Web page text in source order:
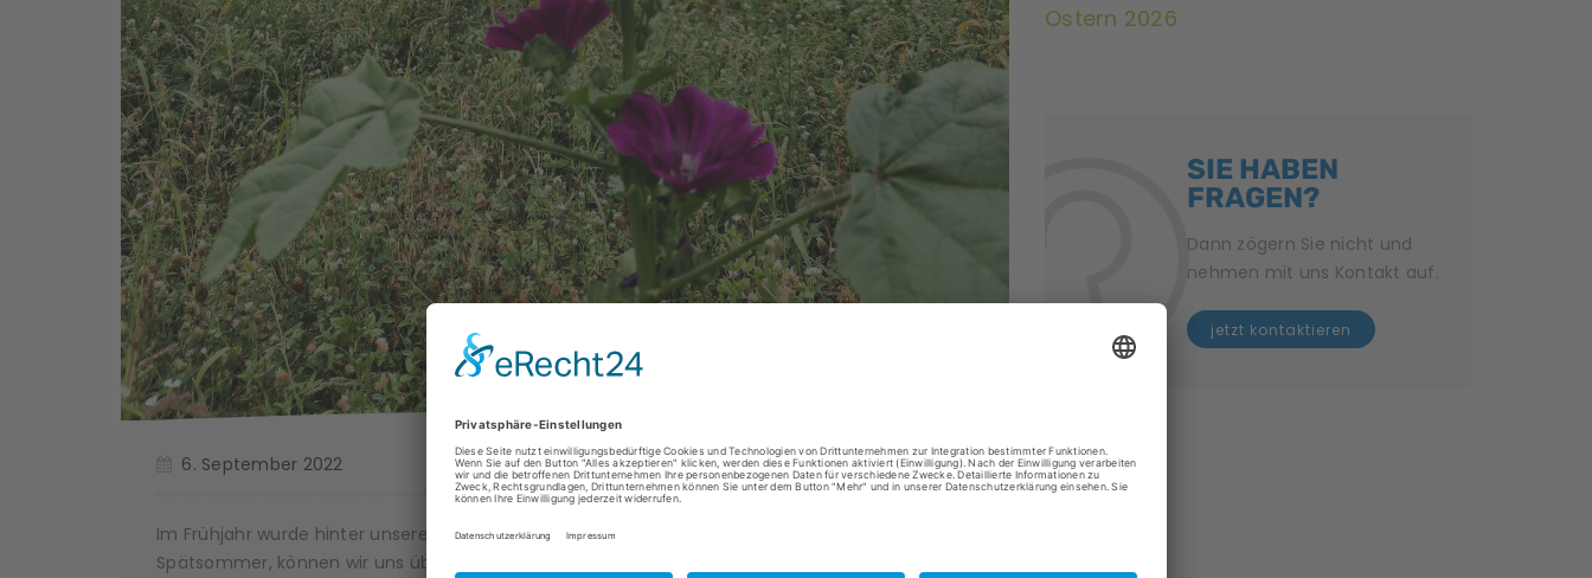
6. September 2022
Im Frühjahr wurde hinter unserem Außengelände eine Blühwiese angelegt. Nun im
Spätsommer, können wir uns über die Blumen erfreuen.
Ostern 2026
SIE HABEN
FRAGEN?
Dann zögern Sie nicht und
nehmen mit uns Kontakt auf.
jetzt kontaktieren